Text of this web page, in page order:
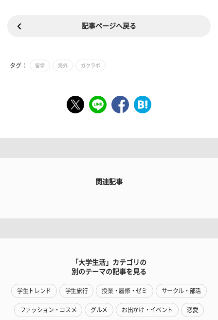
記事ページへ戻る
タグ： 留学 海外 ガクラボ
関連記事
「大学生活」カテゴリの
別のテーマの記事を見る
学生トレンド 学生旅行 授業・履修・ゼミ サークル・部活
ファッション・コスメ グルメ お出かけ・イベント 恋愛